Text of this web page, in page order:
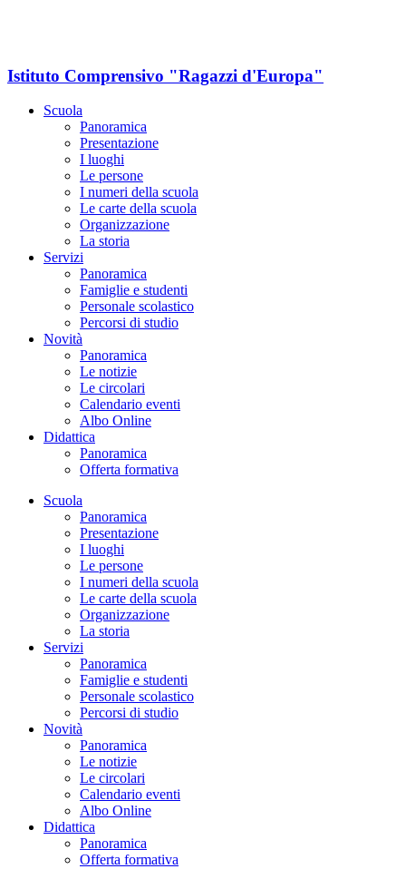
Istituto Comprensivo "Ragazzi d'Europa"
Scuola
Panoramica
Presentazione
I luoghi
Le persone
I numeri della scuola
Le carte della scuola
Organizzazione
La storia
Servizi
Panoramica
Famiglie e studenti
Personale scolastico
Percorsi di studio
Novità
Panoramica
Le notizie
Le circolari
Calendario eventi
Albo Online
Didattica
Panoramica
Offerta formativa
Scuola
Panoramica
Presentazione
I luoghi
Le persone
I numeri della scuola
Le carte della scuola
Organizzazione
La storia
Servizi
Panoramica
Famiglie e studenti
Personale scolastico
Percorsi di studio
Novità
Panoramica
Le notizie
Le circolari
Calendario eventi
Albo Online
Didattica
Panoramica
Offerta formativa